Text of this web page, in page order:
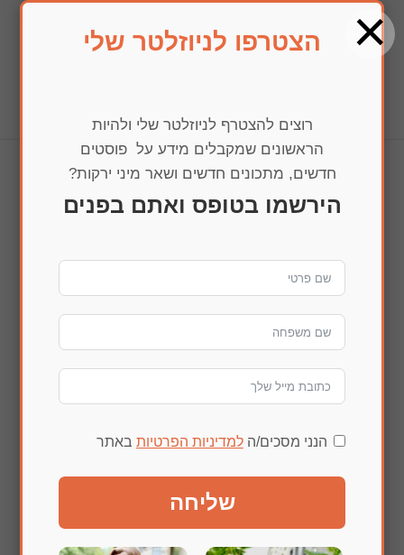
× הצטרפו לניוזלטר שלי
רוצים להצטרף לניוזלטר שלי ולהיות
הראשונים שמקבלים מידע על פוסטים
חדשים, מתכונים חדשים ושאר מיני ירקות?
הירשמו בטופס ואתם בפנים
הנני מסכים/הלמדיניות הפרטיות באתר
שליחה
img_0975